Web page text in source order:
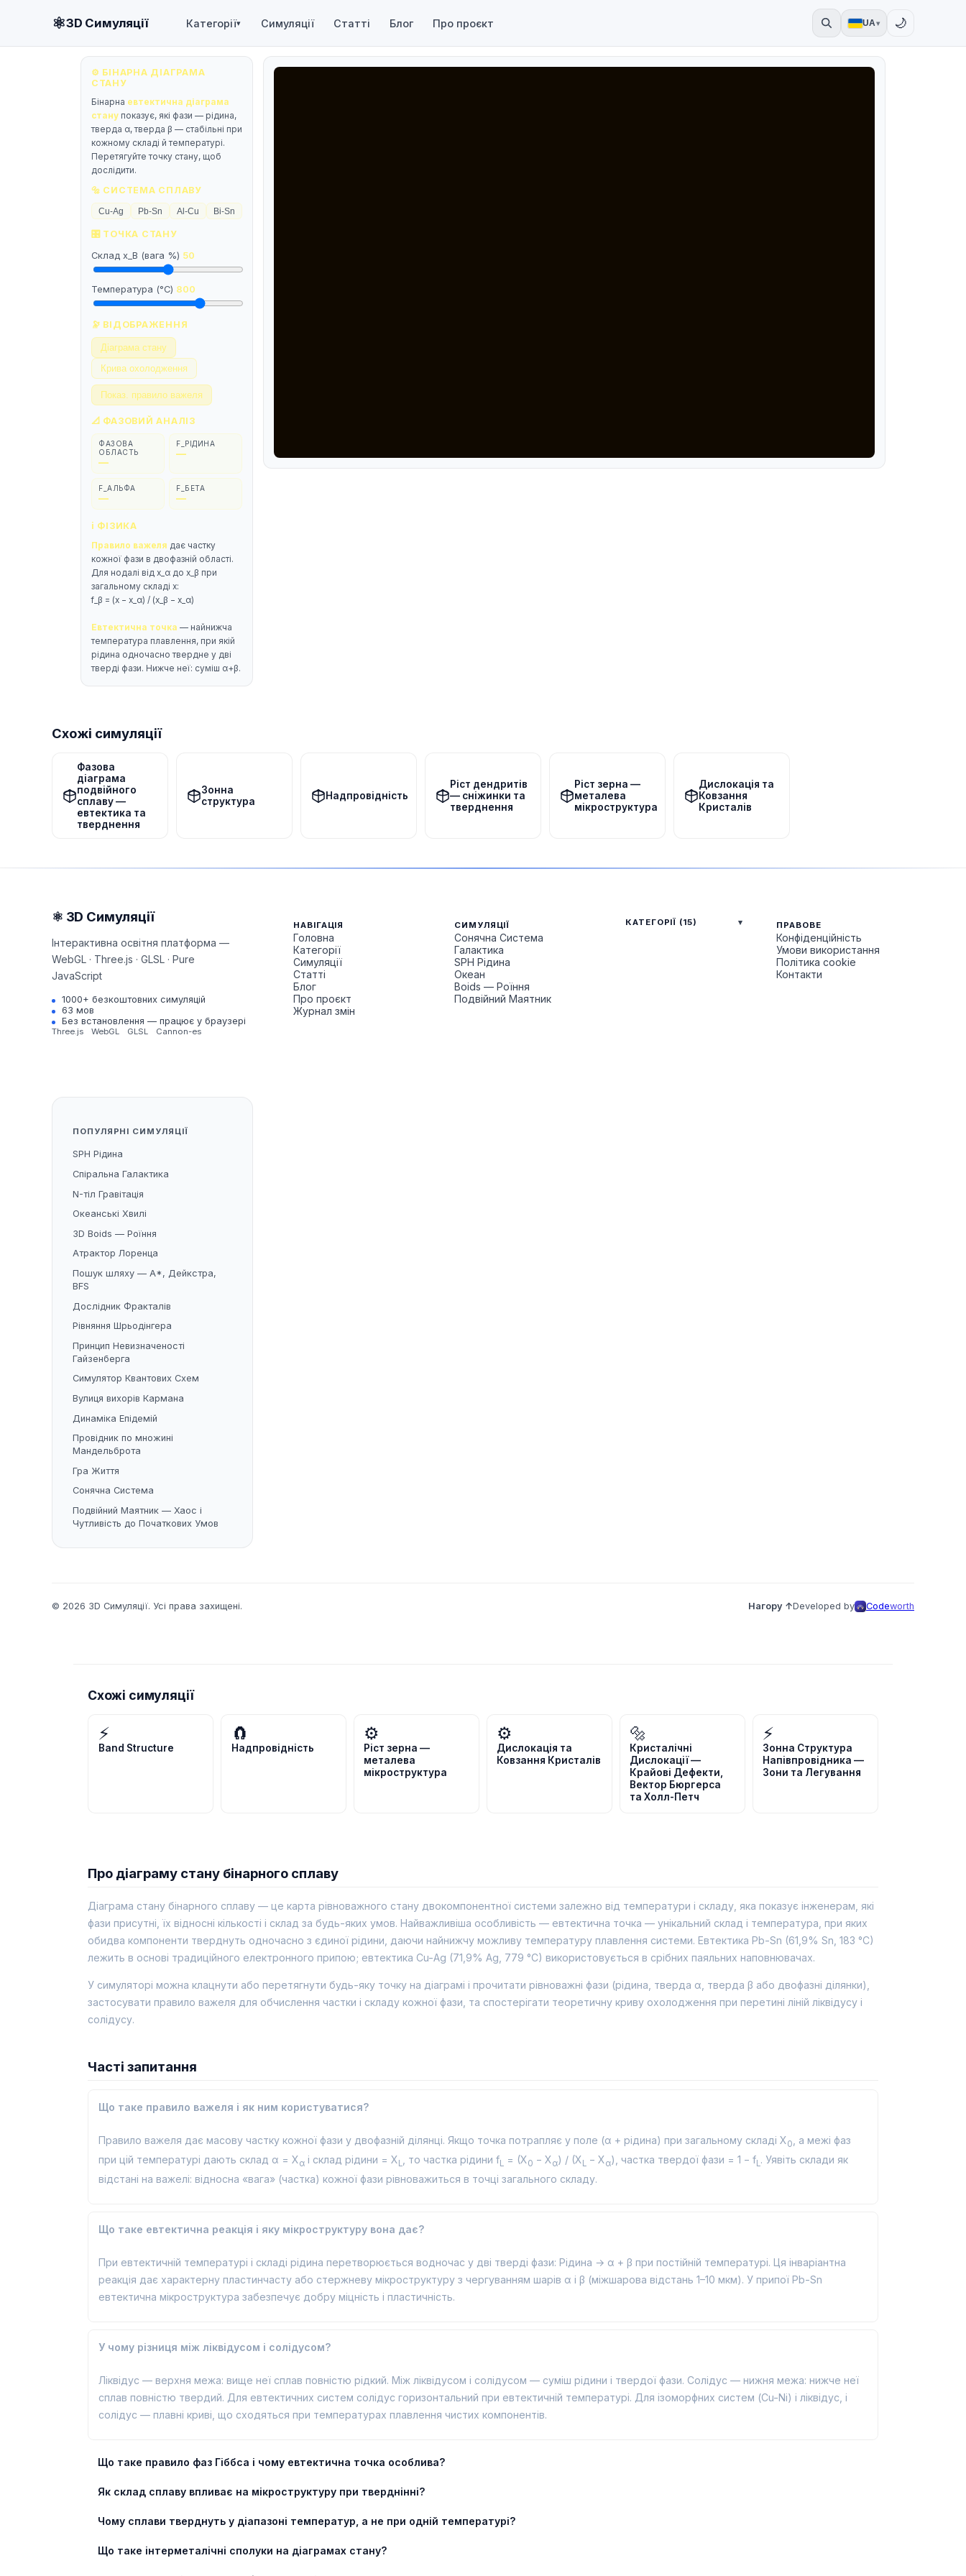
⚛3D Симуляції Категорії▾ Симуляції Статті Блог Про проєкт UA▾ 🌙
⚙️ БІНАРНА ДІАГРАМА
СТАНУ
Бінарна евтектична діаграма
стану показує, які фази — рідина,
тверда α, тверда β — стабільні при
кожному складі й температурі.
Перетягуйте точку стану, щоб
дослідити.
🔩 СИСТЕМА СПЛАВУ
Cu-Ag Pb-Sn Al-Cu Bi-Sn
🎛 ТОЧКА СТАНУ
Склад x_B (вага %) 50
Температура (°C) 800
🔭 ВІДОБРАЖЕННЯ
Діаграма стану
Крива охолодження
Показ. правило важеля
📐 ФАЗОВИЙ АНАЛІЗ
ФАЗОВА
ОБЛАСТЬ
—
F_РІДИНА
—
F_АЛЬФА
—
F_БЕТА
—
ℹ️ ФІЗИКА
Правило важеля дає частку
кожної фази в двофазній області.
Для нодалі від x_α до x_β при
загальному складі x:
f_β = (x − x_α) / (x_β − x_α)
Евтектична точка — найнижча
температура плавлення, при якій
рідина одночасно твердне у дві
тверді фази. Нижче неї: суміш α+β.
Схожі симуляції
Фазова
діаграма
подвійного
сплаву —
евтектика та
тверднення
Зонна
структура
Надпровідність
Ріст дендритів
— сніжинки та
тверднення
Ріст зерна —
металева
мікроструктура
Дислокація та
Ковзання
Кристалів
⚛ 3D Симуляції
Інтерактивна освітня платформа —
WebGL · Three.js · GLSL · Pure
JavaScript
1000+ безкоштовних симуляцій
63 мов
Без встановлення — працює у браузері
Three.js WebGL GLSL Cannon-es
НАВІГАЦІЯ
Головна
Категорії
Симуляції
Статті
Блог
Про проєкт
Журнал змін
СИМУЛЯЦІЇ
Сонячна Система
Галактика
SPH Рідина
Океан
Boids — Роїння
Подвійний Маятник
КАТЕГОРІЇ (15) ПРАВОВЕ
Конфіденційність
Умови використання
Політика cookie
Контакти
ПОПУЛЯРНІ СИМУЛЯЦІЇ
SPH Рідина
Спіральна Галактика
N-тіл Гравітація
Океанські Хвилі
3D Boids — Роїння
Атрактор Лоренца
Пошук шляху — A*, Дейкстра,
BFS
Дослідник Фракталів
Рівняння Шрьодінгера
Принцип Невизначеності
Гайзенберга
Симулятор Квантових Схем
Вулиця вихорів Кармана
Динаміка Епідемій
Провідник по множині
Мандельброта
Гра Життя
Сонячна Система
Подвійний Маятник — Хаос і
Чутливість до Початкових Умов
© 2026 3D Симуляції. Усі права захищені. Нагору ↑Developed by Codeworth
Схожі симуляції
⚡
Band Structure
🧲
Надпровідність
⚙️
Ріст зерна —
металева
мікроструктура
⚙️
Дислокація та
Ковзання Кристалів
🔩
Кристалічні
Дислокації —
Крайові Дефекти,
Вектор Бюргерса
та Холл-Петч
⚡
Зонна Структура
Напівпровідника —
Зони та Легування
Про діаграму стану бінарного сплаву
Діаграма стану бінарного сплаву — це карта рівноважного стану двокомпонентної системи залежно від температури і складу, яка показує інженерам, які
фази присутні, їх відносні кількості і склад за будь-яких умов. Найважливіша особливість — евтектична точка — унікальний склад і температура, при яких
обидва компоненти тверднуть одночасно з єдиної рідини, даючи найнижчу можливу температуру плавлення системи. Евтектика Pb-Sn (61,9% Sn, 183 °C)
лежить в основі традиційного електронного припою; евтектика Cu-Ag (71,9% Ag, 779 °C) використовується в срібних паяльних наповнювачах.
У симуляторі можна клацнути або перетягнути будь-яку точку на діаграмі і прочитати рівноважні фази (рідина, тверда α, тверда β або двофазні ділянки),
застосувати правило важеля для обчислення частки і складу кожної фази, та спостерігати теоретичну криву охолодження при перетині ліній ліквідусу і
солідусу.
Часті запитання
Що таке правило важеля і як ним користуватися?
Правило важеля дає масову частку кожної фази у двофазній ділянці. Якщо точка потрапляє у поле (α + рідина) при загальному складі X0
, а межі фаз
при цій температурі дають склад α = Xα і склад рідини = X L , то частка рідини fL = (X0 − Xα) / (X L − Xα), частка твердої фази = 1 − fL. Уявіть склади як
відстані на важелі: відносна «вага» (частка) кожної фази рівноважиться в точці загального складу.
Що таке евтектична реакція і яку мікроструктуру вона дає?
При евтектичній температурі і складі рідина перетворюється водночас у дві тверді фази: Рідина → α + β при постійній температурі. Ця інваріантна
реакція дає характерну пластинчасту або стержневу мікроструктуру з чергуванням шарів α і β (міжшарова відстань 1–10 мкм). У припої Pb-Sn
евтектична мікроструктура забезпечує добру міцність і пластичність.
У чому різниця між ліквідусом і солідусом?
Ліквідус — верхня межа: вище неї сплав повністю рідкий. Між ліквідусом і солідусом — суміш рідини і твердої фази. Солідус — нижня межа: нижче неї
сплав повністю твердий. Для евтектичних систем солідус горизонтальний при евтектичній температурі. Для ізоморфних систем (Cu-Ni) і ліквідус, і
солідус — плавні криві, що сходяться при температурах плавлення чистих компонентів.
Що таке правило фаз Гіббса і чому евтектична точка особлива?
Як склад сплаву впливає на мікроструктуру при тверднінні?
Чому сплави тверднуть у діапазоні температур, а не при одній температурі?
Що таке інтерметалічні сполуки на діаграмах стану?